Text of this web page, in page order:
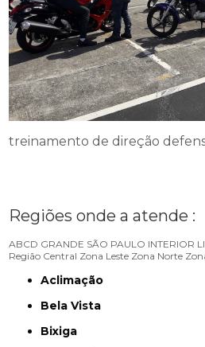
treinamento de direção
Regiões onde a atende :
ABCD GRANDE SÃO PAULO INTERIOR
Região Central Zona Leste Zona Norte
Aclimação
Bela Vista
Bixiga